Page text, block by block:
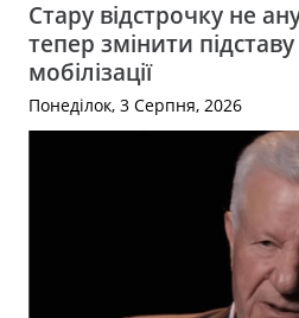
Стару відстрочку не
тепер змінити
мобілізації
Понеділок, 3 Серпня, 2026